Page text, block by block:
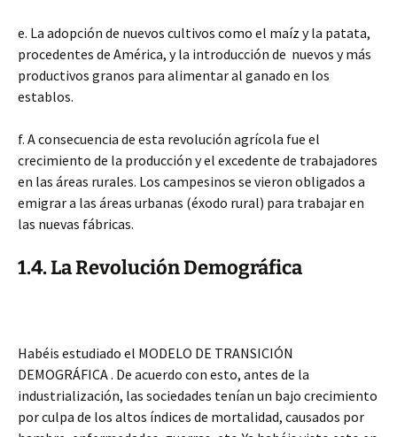
e. La adopción de nuevos cultivos como el maíz y la patata,
procedentes de América, y la introducción de nuevos y más
productivos granos para alimentar al ganado en los
establos.
f. A consecuencia de esta revolución agrícola fue el
crecimiento de la producción y el excedente de trabajadores
en las áreas rurales. Los campesinos se vieron obligados a
emigrar a las áreas urbanas (éxodo rural) para trabajar en
las nuevas fábricas.
1.4. La Revolución Demográfica
Habéis estudiado el MODELO DE TRANSICIÓN
DEMOGRÁFICA . De acuerdo con esto, antes de la
industrialización, las sociedades tenían un bajo crecimiento
por culpa de los altos índices de mortalidad, causados por